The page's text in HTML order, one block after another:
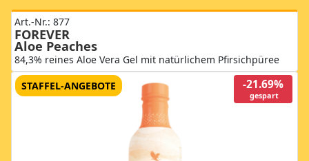
Art.-Nr.: 877
FOREVER
Aloe Peaches
84,3% reines Aloe Vera Gel mit natürlichem Pfirsichpüree
-21.69%
gespart
STAFFEL-ANGEBOTE